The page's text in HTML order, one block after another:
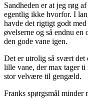
Sandheden er at jeg røg
egentlig ikke hvorfor. I
havde det rigtigt godt
øvelserne og så endnu en
den gode vane igen.
Det er utrolig så svært det
lille vane, der max tager ti
stor velvære til gengæld.
Franks spørgsmål minder